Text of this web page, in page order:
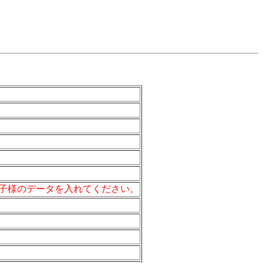
のデータを入れてください。